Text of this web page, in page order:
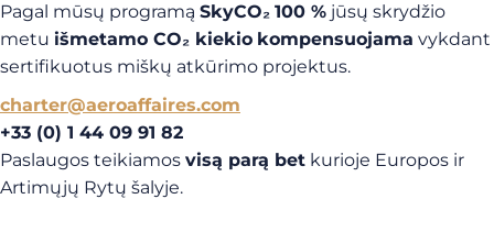
Pagal mūsų programą SkyCO₂ 100 % jūsų skrydžio
metu išmetamo CO₂ kiekio kompensuojama vykdant
sertifikuotus miškų atkūrimo projektus.
charter@aeroaffaires.com
+33 (0) 1 44 09 91 82
Paslaugos teikiamos visą parą bet kurioje Europos ir
Artimųjų Rytų šalyje.